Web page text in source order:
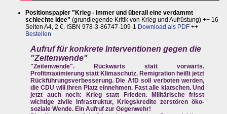
Positionspapier "Krieg - immer und überall eine verdammt
schlechte Idee" (grundlegende Kritik von Krieg und Aufrüstung) ++ 16
Seiten A4, 2 €. ISBN 978-3-86747-109-1 Download als PDF ++
Bestellen
Aufruf für konkrete Interventionen gegen die
"Zeitenwende"
"Zeitenwende". Rückwärts statt vorwärts.
Profitmaximierung statt Klimaschutz. Remigration heißt jetzt
Rückführungsverbesserung. Die AfD soll verboten werden,
die CDU will ihren Platz einnehmen. Fast alle klatschen. Und
jetzt auch noch: Krieg statt Frieden. Militärische frisst
wichtige zivile Infrastruktur, Kriegskredite zerstören öko-
soziale Wende. Ein Aufruf zur Gegenwehr!